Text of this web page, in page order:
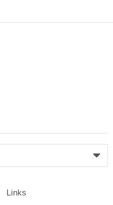
Links